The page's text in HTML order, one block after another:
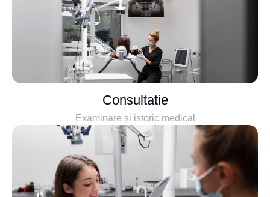
Consultatie
Examinare și istoric medical